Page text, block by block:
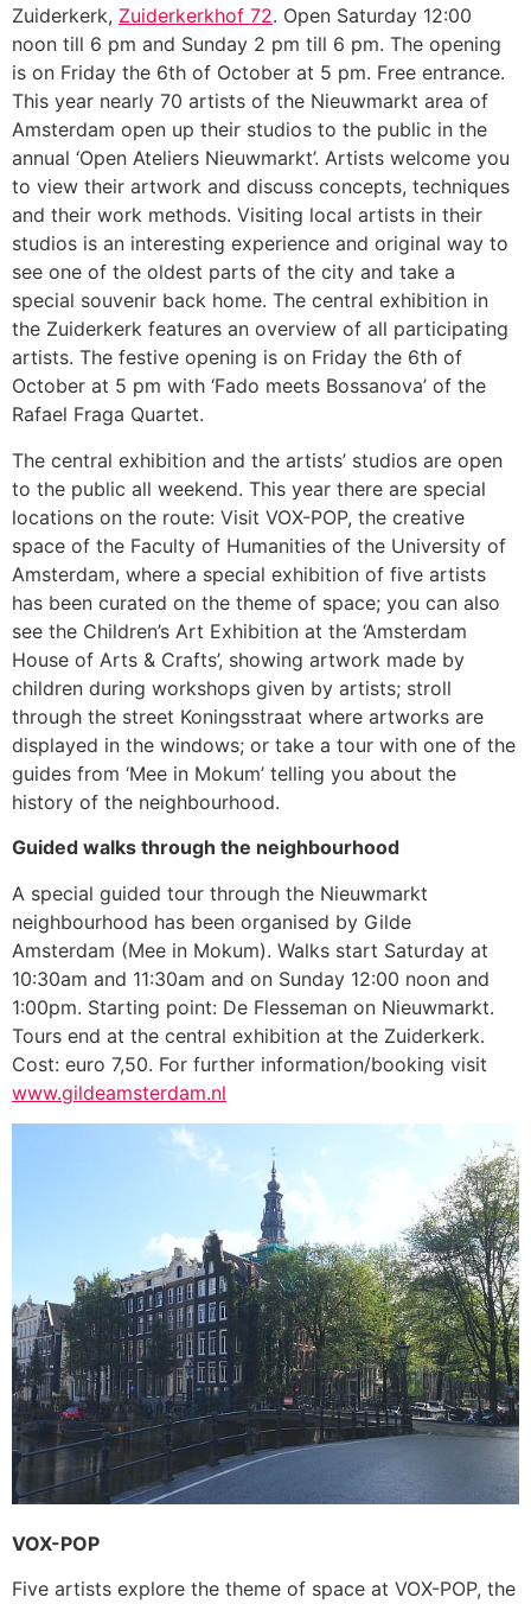
Zuiderkerk, Zuiderkerkhof 72. Open Saturday 12:00
noon till 6 pm and Sunday 2 pm till 6 pm. The opening
is on Friday the 6th of October at 5 pm. Free entrance.
This year nearly 70 artists of the Nieuwmarkt area of
Amsterdam open up their studios to the public in the
annual ‘Open Ateliers Nieuwmarkt’. Artists welcome you
to view their artwork and discuss concepts, techniques
and their work methods. Visiting local artists in their
studios is an interesting experience and original way to
see one of the oldest parts of the city and take a
special souvenir back home. The central exhibition in
the Zuiderkerk features an overview of all participating
artists. The festive opening is on Friday the 6th of
October at 5 pm with ‘Fado meets Bossanova’ of the
Rafael Fraga Quartet.
The central exhibition and the artists’ studios are open
to the public all weekend. This year there are special
locations on the route: Visit VOX-POP, the creative
space of the Faculty of Humanities of the University of
Amsterdam, where a special exhibition of five artists
has been curated on the theme of space; you can also
see the Children’s Art Exhibition at the ‘Amsterdam
House of Arts & Crafts’, showing artwork made by
children during workshops given by artists; stroll
through the street Koningsstraat where artworks are
displayed in the windows; or take a tour with one of the
guides from ‘Mee in Mokum’ telling you about the
history of the neighbourhood.
Guided walks through the neighbourhood
A special guided tour through the Nieuwmarkt
neighbourhood has been organised by Gilde
Amsterdam (Mee in Mokum). Walks start Saturday at
10:30am and 11:30am and on Sunday 12:00 noon and
1:00pm. Starting point: De Flesseman on Nieuwmarkt.
Tours end at the central exhibition at the Zuiderkerk.
Cost: euro 7,50. For further information/booking visit
www.gildeamsterdam.nl
VOX-POP
Five artists explore the theme of space at VOX-POP, the